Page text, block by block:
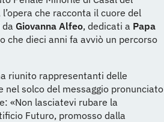
che racconta il cuore del
Giovanna Alfeo, dedicati a Papa
che dieci anni fa avviò un percorso
riunito rappresentanti delle
nel solco del messaggio pronunciato
«Non lasciatevi rubare la
Futuro, promosso dalla